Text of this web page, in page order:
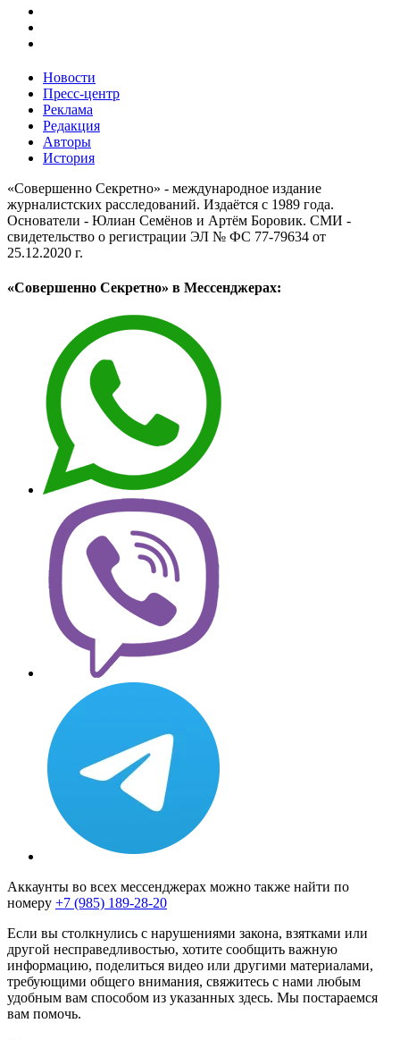
Новости
Пресс-центр
Реклама
Редакция
Авторы
История
«Совершенно Секретно» - международное издание
журналистских расследований. Издаётся с 1989 года.
Основатели - Юлиан Семёнов и Артём Боровик. CМИ -
свидетельство о регистрации ЭЛ № ФС 77-79634 от
25.12.2020 г.
«Совершенно Секретно» в Мессенджерах:
Аккаунты во всех мессенджерах можно также найти по
номеру +7 (985) 189-28-20
Если вы столкнулись с нарушениями закона, взятками или
другой несправедливостью, хотите сообщить важную
информацию, поделиться видео или другими материалами,
требующими общего внимания, свяжитесь с нами любым
удобным вам способом из указанных здесь. Мы постараемся
вам помочь.